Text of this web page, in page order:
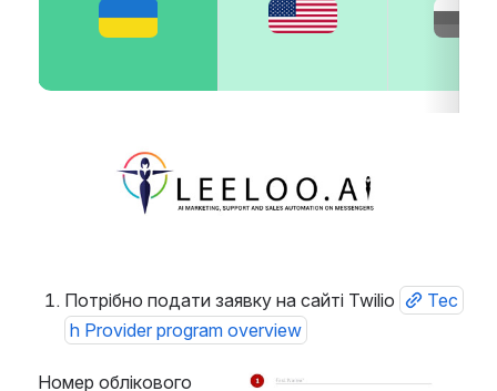
Open Open
Open
Потрібно подати заявку на сайті Twilio
Tec
h Provider program overview
Номер облікового
Open